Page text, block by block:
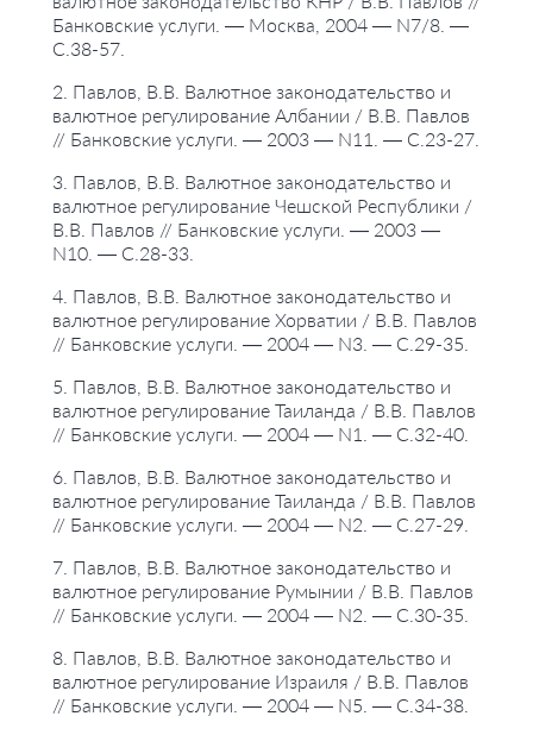
#кредитные операции #прямые инвестиции
#недвижимость
#кредитные операции #ссуды
#уполномоченные банки
#валютный курс
Банковские услуги. — Москва, 2004 — N7/8. —
С.38-57.
2. Павлов, В.В. Валютное законодательство и
валютное регулирование Албании / В.В. Павлов
// Банковские услуги. — 2003 — N11. — С.23-27.
3. Павлов, В.В. Валютное законодательство и
валютное регулирование Чешской Республики /
В.В. Павлов // Банковские услуги. — 2003 —
N10. — С.28-33.
4. Павлов, В.В. Валютное законодательство и
валютное регулирование Хорватии / В.В. Павлов
// Банковские услуги. — 2004 — N3. — С.29-35.
5. Павлов, В.В. Валютное законодательство и
валютное регулирование Таиланда / В.В. Павлов
// Банковские услуги. — 2004 — N1. — С.32-40.
6. Павлов, В.В. Валютное законодательство и
валютное регулирование Таиланда / В.В. Павлов
// Банковские услуги. — 2004 — N2. — С.27-29.
7. Павлов, В.В. Валютное законодательство и
валютное регулирование Румынии / В.В. Павлов
// Банковские услуги. — 2004 — N2. — С.30-35.
8. Павлов, В.В. Валютное законодательство и
валютное регулирование Израиля / В.В. Павлов
// Банковские услуги. — 2004 — N5. — С.34-38.